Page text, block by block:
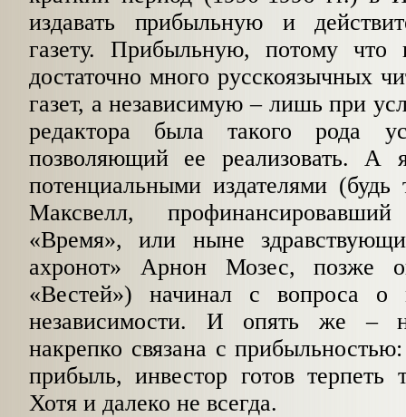
издавать прибыльную и
газету. Прибыльную, потому
достаточно много русскоязычных
газет, а независимую – лишь при
редактора была такого рода
позволяющий ее реализовать. А
потенциальными издателями
Максвелл,
«Время», или ныне
ахронот» Арнон Мозес, позже
«Вестей») начинал с вопроса о
независимости. И опять же –
накрепко связана с
прибыль, инвестор готов терпеть
Хотя и далеко не всегда.